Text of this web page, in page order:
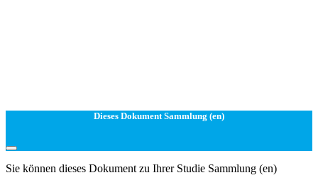
Dieses Dokument Sammlung (en)
Sie können dieses Dokument zu Ihrer Studie Sammlung (en)